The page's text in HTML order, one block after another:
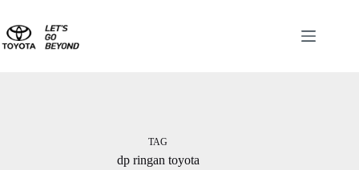
TAG
dp ringan toyota